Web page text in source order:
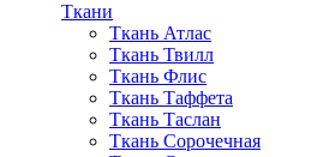
Ткани
Ткань Атлас
Ткань Твилл
Ткань Флис
Ткань Таффета
Ткань Таслан
Ткань Сорочечная